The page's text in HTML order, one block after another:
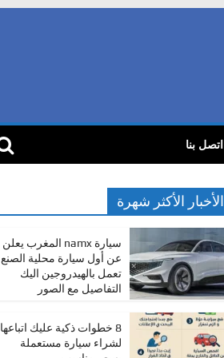
اتصل بنا
الأخبار الأكثر شهرة
سيارة namx المغرب يعلن
عن أول سيارة محلية الصنع
تعمل بالهيدروجين اليك
التفاصيل مع الصور
8 خطوات ذكية عليك اتباعها
لشراء سيارة مستعملة